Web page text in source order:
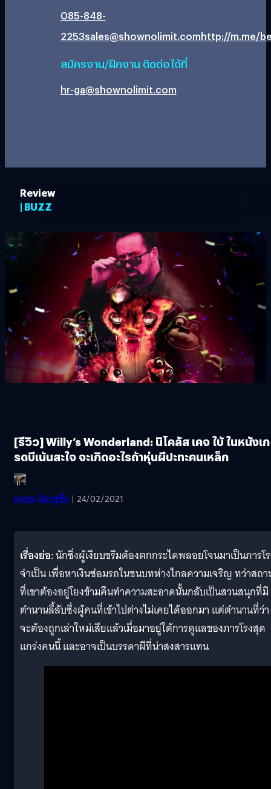
085-848-
2253sales@shownolimit.comhttp://m.me/
สมัครงาน/ฝึกงาน ติดต่อได้ที่
hr-ga@shownolimit.com
Review
| BUZZ
[รีวิว] Willy’s Wonderland: นิโคลัส เคจ ใบ้ ในหนังเก
รดบีเน้นสะใจ จะเกิดอะไรถ้าหุ่นผีปะทะคนเหล็ก
ธนพล น้อยชูชื่น | 24/02/2021
เรื่องย่อ:นักซิ่งผู้เงียบขรึมต้องตกกระไดพลอยโจนมาเป็นภารโ
จำเป็น เพื่อหาเงินซ่อมรถในชนบทห่างไกลความเจริญ ทว่าสถ
ที่เขาต้องอยู่โยงข้ามคืนทำความสะอาดนั้นกลับเป็นสวนสนุกที่มี
ตำนานลี้ลับซึ่งผู้คนที่เข้าไปต่างไม่เคยได้ออกมา แต่ตำนานที่ว่า
จะต้องถูกเล่าใหม่เสียแล้วเมื่อมาอยู่ใต้การดูแลของภารโรงสุด
แกร่งคนนี้ และอาจเป็นบรรดาผีที่น่าสงสารแทน